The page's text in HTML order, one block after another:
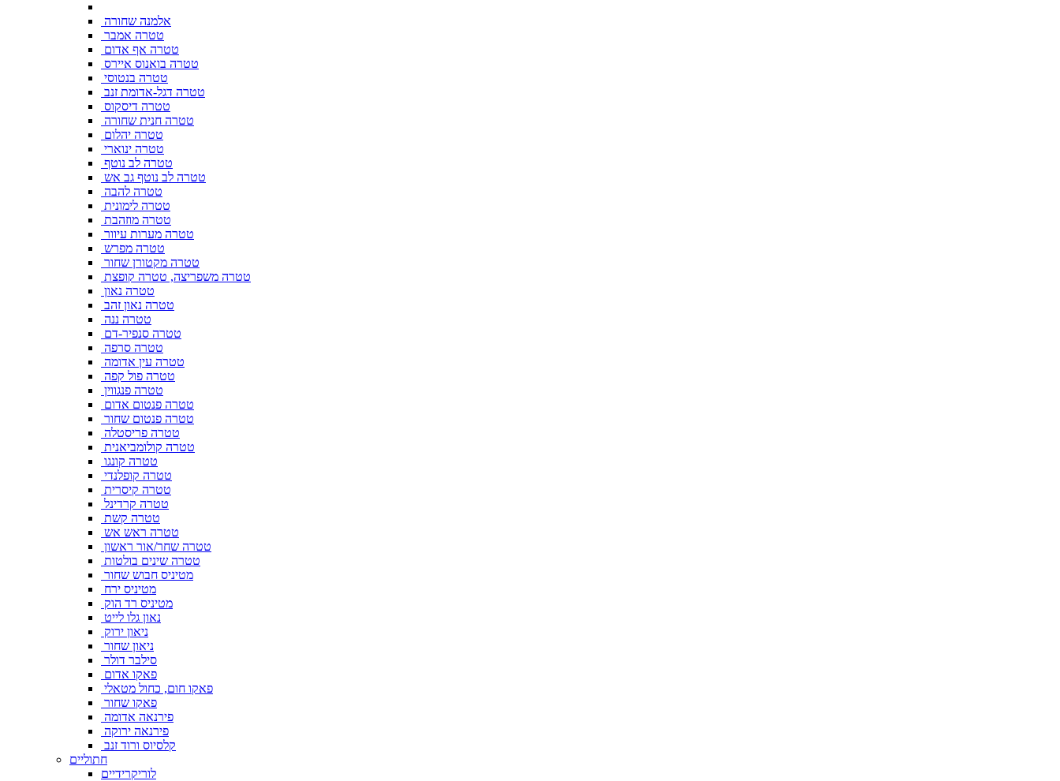
אלמנה שחורה
טטרה אמבר
טטרה אף אדום
טטרה בואנוס איירס
טטרה בנטוסי
טטרה דגל-אדומת זנב
טטרה דיסקוס
טטרה חנית שחורה
טטרה יהלום
טטרה ינוארי
טטרה לב נוטף
טטרה לב נוטף גב אש
טטרה להבה
טטרה לימונית
טטרה מוזהבת
טטרה מערות עיוור
טטרה מפרש
טטרה מקטורן שחור
טטרה משפריצה, טטרה קופצת
טטרה נאון
טטרה נאון זהב
טטרה ננה
טטרה סנפיר-דם
טטרה סרפה
טטרה עין אדומה
טטרה פול קפה
טטרה פנגווין
טטרה פנטום אדום
טטרה פנטום שחור
טטרה פריסטלה
טטרה קולומביאנית
טטרה קונגו
טטרה קופלנדי
טטרה קיסרית
טטרה קרדינל
טטרה קשת
טטרה ראש אש
טטרה שחר/אור ראשון
טטרה שינים בולטות
מטיניס חבוש שחור
מטיניס ירח
מטיניס רד הוק
נאון גלו לייט
ניאון ירוק
ניאון שחור
סילבר דולר
פאקו אדום
פאקו חום, כחול מטאלי
פאקו שחור
פירנאה אדומה
פירנאה ירוקה
קלסיוס ורוד זנב
חתוליים
לוריקרידיים